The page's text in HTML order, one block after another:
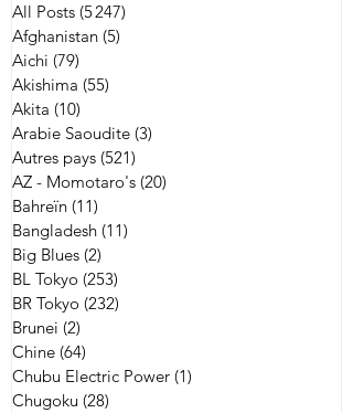
All Posts (5 247)
Afghanistan (5)
Aichi (79)
Akishima (55)
Akita (10)
Arabie Saoudite (3)
Autres pays (521)
AZ - Momotaro's (20)
Bahreïn (11)
Bangladesh (11)
Big Blues (2)
BL Tokyo (253)
BR Tokyo (232)
Brunei (2)
Chine (64)
Chubu Electric Power (1)
Chugoku (28)